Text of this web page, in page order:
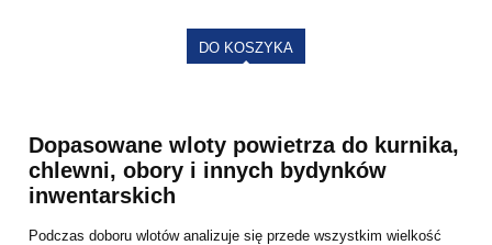
DO KOSZYKA
Dopasowane wloty powietrza do kurnika,
chlewni, obory i innych bydynków
inwentarskich
Podczas doboru wlotów analizuje się przede wszystkim wielkość